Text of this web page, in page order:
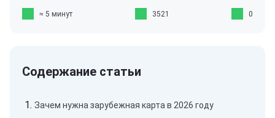
≈ 5 минут 3521 0
Зачем нужна зарубежная карта в 2026 году